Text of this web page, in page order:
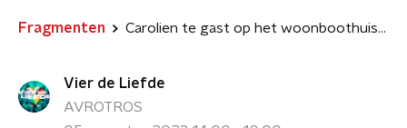
Fragmenten Carolien te gast op het woonboothuisfeestje van Barbara: 'Iedereen is welkom'
Vier de Liefde
AVROTROS